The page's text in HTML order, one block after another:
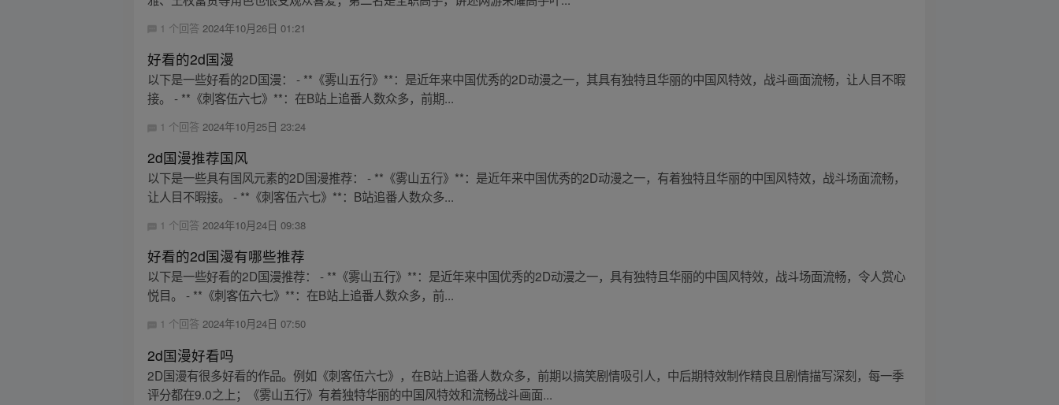
1 个回答 2024年10月26日 01:21
好看的2d国漫
以下是一些好看的2D国漫： - **《雾山五行》**：是近年来中国优秀的2D动漫之一，其具有独特且华丽的中国风特效，战斗画面流畅，让人目不暇
接。 - **《刺客伍六七》**：在B站上追番人数众多，前期...
1 个回答2024年10月25日 23:24
2d国漫推荐国风
以下是一些具有国风元素的2D国漫推荐： - **《雾山五行》**：是近年来中国优秀的2D动漫之一，有着独特且华丽的中国风特效，战斗场面流畅，
让人目不暇接。 - **《刺客伍六七》**：B站追番人数众多...
1 个回答2024年10月24日 09:38
好看的2d国漫有哪些推荐
以下是一些好看的2D国漫推荐： - **《雾山五行》**：是近年来中国优秀的2D动漫之一，具有独特且华丽的中国风特效，战斗场面流畅，令人赏心
悦目。 - **《刺客伍六七》**：在B站上追番人数众多，前...
1 个回答2024年10月24日 07:50
2d国漫好看吗
2D国漫有很多好看的作品。例如《刺客伍六七》，在B站上追番人数众多，前期以搞笑剧情吸引人，中后期特效制作精良且剧情描写深刻，每一季
评分都在9.0之上；《雾山五行》有着独特华丽的中国风特效和流畅战斗画面...